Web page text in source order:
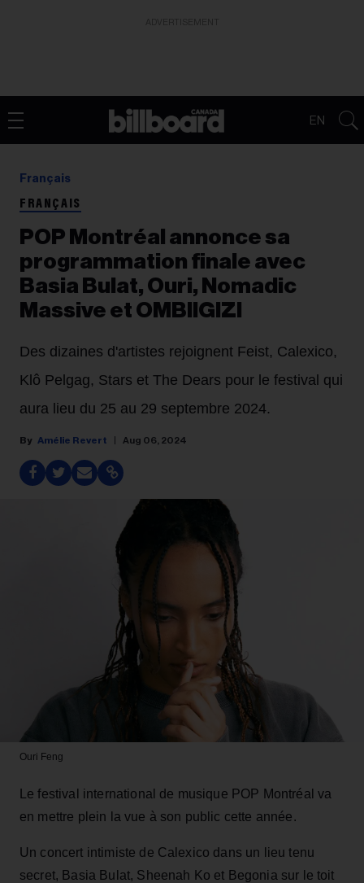
EN
Français
FRANÇAIS
POP Montréal annonce sa
programmation finale avec
Basia Bulat, Ouri, Nomadic
Massive et OMBIIGIZI
Des dizaines d'artistes rejoignent Feist, Calexico,
Klô Pelgag, Stars et The Dears pour le festival qui
aura lieu du 25 au 29 septembre 2024.
Amélie Revert Aug 06, 2024
Ouri Feng
Le festival international de musique POP Montréal va
en mettre plein la vue à son public cette année.
Un concert intimiste de Calexico dans un lieu tenu
secret, Basia Bulat, Sheenah Ko et Begonia sur le toit